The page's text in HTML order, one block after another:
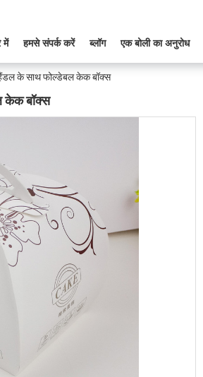
में हमसे संपर्क करें ब्लॉग एक बोली का अनुरोध
के साथ फोल्डेबल केक बॉक्स
केक बॉक्स